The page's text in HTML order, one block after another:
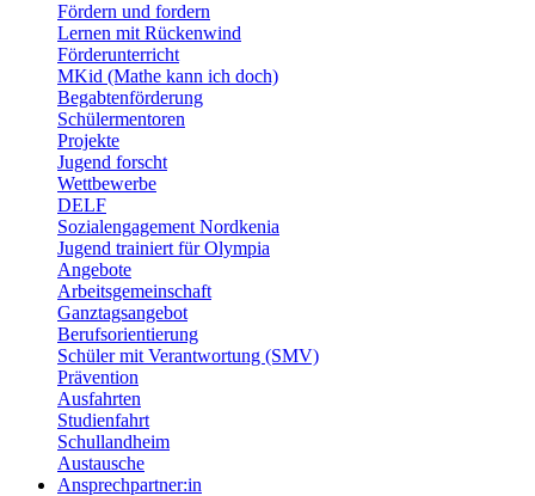
Fördern und fordern
Lernen mit Rückenwind
Förderunterricht
MKid (Mathe kann ich doch)
Begabtenförderung
Schülermentoren
Projekte
Jugend forscht
Wettbewerbe
DELF
Sozialengagement Nordkenia
Jugend trainiert für Olympia
Angebote
Arbeitsgemeinschaft
Ganztagsangebot
Berufsorientierung
Schüler mit Verantwortung (SMV)
Prävention
Ausfahrten
Studienfahrt
Schullandheim
Austausche
Ansprechpartner:in